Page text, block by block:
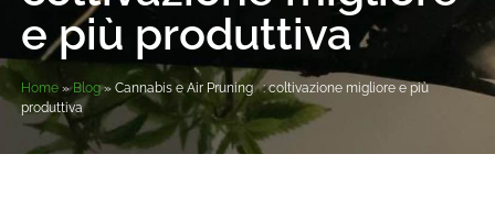
e più produttiva
Home»Blog» Cannabis e Air Pruning : coltivazione migliore e più
produttiva